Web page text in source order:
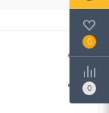
0
0